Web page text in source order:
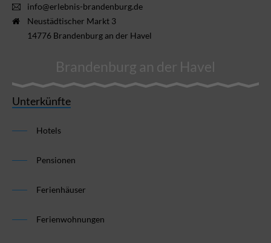
info@erlebnis-brandenburg.de
Neustädtischer Markt 3
14776 Brandenburg an der Havel
Brandenburg an der Havel
Unterkünfte
Hotels
Pensionen
Ferienhäuser
Ferienwohnungen